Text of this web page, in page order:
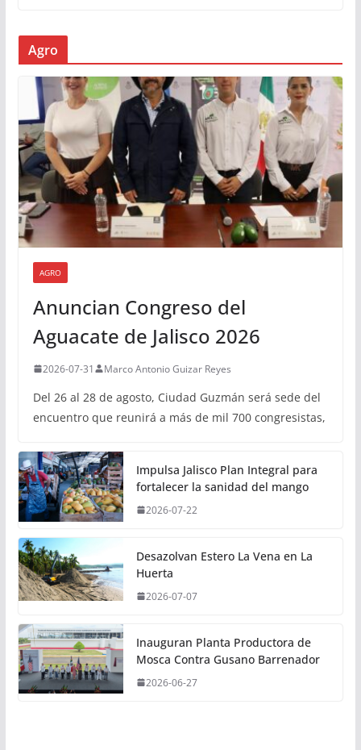
Agro
AGRO
Anuncian Congreso del
Aguacate de Jalisco 2026
2026-07-31 Marco Antonio Guizar Reyes
Del 26 al 28 de agosto, Ciudad Guzmán será sede del
encuentro que reunirá a más de mil 700 congresistas,
Impulsa Jalisco Plan Integral para
fortalecer la sanidad del mango
2026-07-22
Desazolvan Estero La Vena en La
Huerta
2026-07-07
Inauguran Planta Productora de
Mosca Contra Gusano Barrenador
2026-06-27